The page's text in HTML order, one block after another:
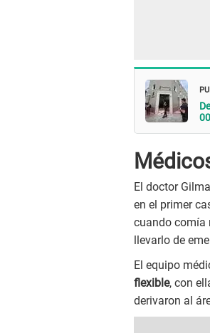
El doctor
en el primer
cuando comía
llevarlo de
El equipo
flexible, con
derivaron al